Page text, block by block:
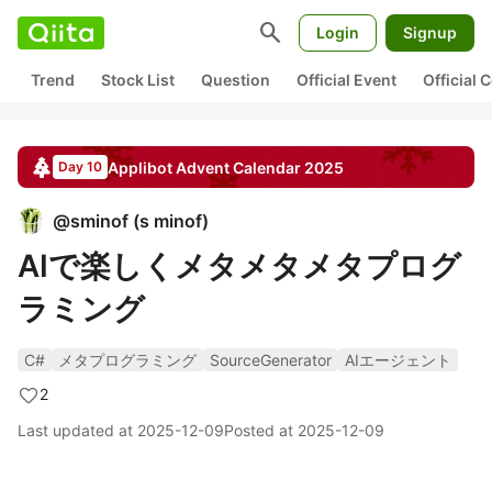
search Login Signup
Trend Stock List Question Official Event Official
Day 10 ApplibotAdvent Calendar 2025
@sminof (s minof)
AIで楽しくメタメタメタプログ
ラミング
C# メタプログラミング SourceGenerator
AIエージェント
2
Last updated at 2025-12-09Posted at 2025-12-09